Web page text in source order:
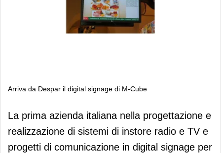
Arriva da Despar il digital signage di M-Cube
Arriva da Despar il digital signage di
M-Cube
La prima azienda italiana nella progettazione e
realizzazione di sistemi di instore radio e TV e
progetti di comunicazione in digital signage per